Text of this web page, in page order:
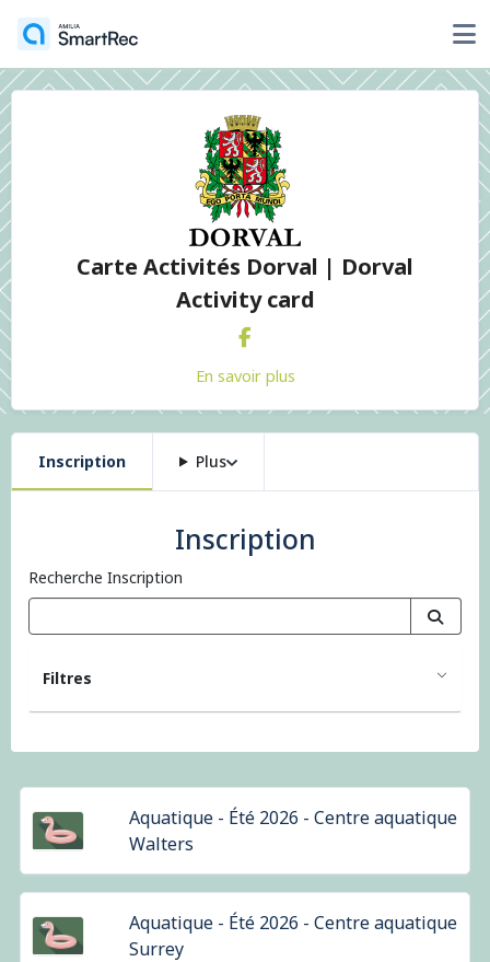
Carte Activités Dorval | Dorval
Activity card
En savoir plus
Inscription Plus
Inscription
Recherche Inscription
Filtres
Aquatique - Été 2026 - Centre aquatique
Walters
Aquatique - Été 2026 - Centre aquatique
Surrey